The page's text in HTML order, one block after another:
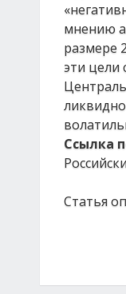
мнению
размере
эти цели
Ссылка
Статья